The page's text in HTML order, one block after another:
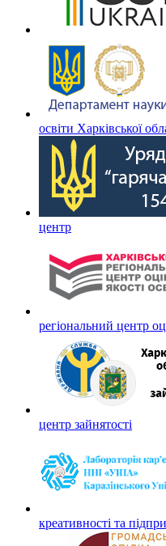
освіти Харківської
центр
регіональний центр
центр зайнятості
креативності та